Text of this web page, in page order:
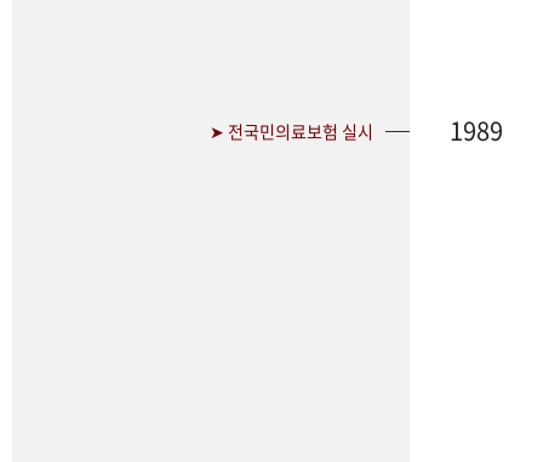
➤ 전국민의료보험 실시 1989